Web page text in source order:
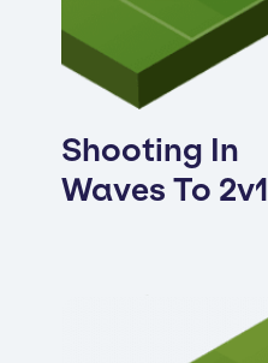
Shooting In
Waves To 2v1